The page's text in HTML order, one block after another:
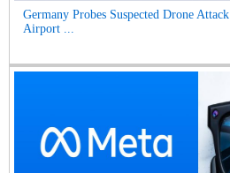
Germany Probes Suspected Drone
Airport ...